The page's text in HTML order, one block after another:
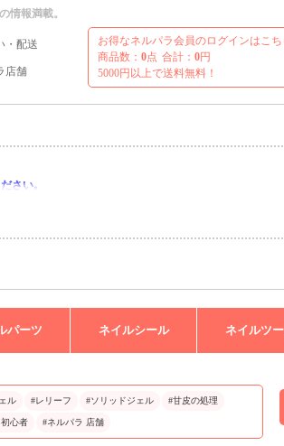
情報満載。
・配送
店舗
お得なネルパラ会員のログインはこ
商品数： 0点 合計： 0円
5000円以上で送料無料！
さい｡
パーツ ネイルシール ネイルツ
ル #レリーフ #ソリッドジェル #甘皮の処理
心者 #ネルパラ 店舗